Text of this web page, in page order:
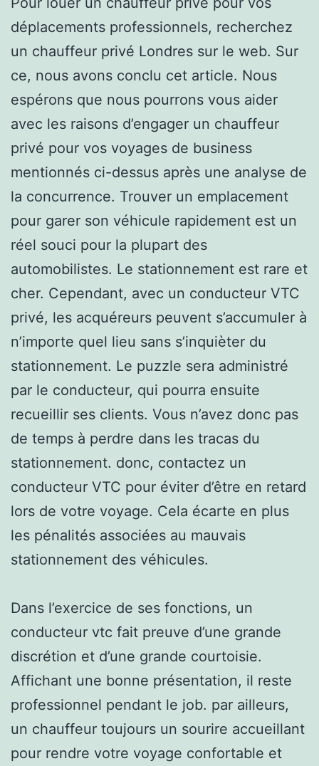
déplacements professionnels, recherchez
un chauffeur privé Londres sur le web. Sur
ce, nous avons conclu cet article. Nous
espérons que nous pourrons vous aider
avec les raisons d’engager un chauffeur
privé pour vos voyages de business
mentionnés ci-dessus après une analyse de
la concurrence. Trouver un emplacement
pour garer son véhicule rapidement est un
réel souci pour la plupart des
automobilistes. Le stationnement est rare et
cher. Cependant, avec un conducteur VTC
privé, les acquéreurs peuvent s’accumuler à
n’importe quel lieu sans s’inquièter du
stationnement. Le puzzle sera administré
par le conducteur, qui pourra ensuite
recueillir ses clients. Vous n’avez donc pas
de temps à perdre dans les tracas du
stationnement. donc, contactez un
conducteur VTC pour éviter d’être en retard
lors de votre voyage. Cela écarte en plus
les pénalités associées au mauvais
stationnement des véhicules.
Dans l’exercice de ses fonctions, un
conducteur vtc fait preuve d’une grande
discrétion et d’une grande courtoisie.
Affichant une bonne présentation, il reste
professionnel pendant le job. par ailleurs,
un chauffeur toujours un sourire accueillant
pour rendre votre voyage confortable et